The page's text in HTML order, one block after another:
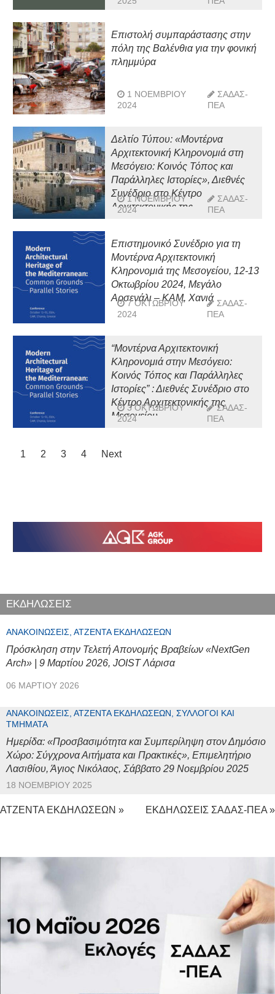
Επιστολή συμπαράστασης στην
πόλη της Βαλένθια για την φονική
πλημμύρα
1 ΝΟΕΜΒΡΊΟΥ
2024
ΣΑΔΑΣ-
ΠΕΑ
Δελτίο Τύπου: «Μοντέρνα
Αρχιτεκτονική Κληρονομιά στη
Μεσόγειο: Κοινός Τόπος και
Παράλληλες Ιστορίες», Διεθνές
Συνέδριο στο Κέντρο
Αρχιτεκτονικής της
1 ΝΟΕΜΒΡΊΟΥ
2024
ΣΑΔΑΣ-
ΠΕΑ
Επιστημονικό Συνέδριο για τη
Μοντέρνα Αρχιτεκτονική
Κληρονομιά της Μεσογείου, 12-13
Οκτωβρίου 2024, Μεγάλο
Αρσενάλι – ΚΑΜ, Χανιά
7 ΟΚΤΩΒΡΊΟΥ
2024
ΣΑΔΑΣ-
ΠΕΑ
“Μοντέρνα Αρχιτεκτονική
Κληρονομιά στην Μεσόγειο:
Κοινός Τόπος και Παράλληλες
Ιστορίες” : Διεθνές Συνέδριο στο
Κέντρο Αρχιτεκτονικής της
Μεσογείου
3 ΟΚΤΩΒΡΊΟΥ
2024
ΣΑΔΑΣ-
ΠΕΑ
1 2 3 4 Next
ΕΚΔΗΛΩΣΕΙΣ
ΑΝΑΚΟΙΝΏΣΕΙΣ, ΑΤΖΈΝΤΑ ΕΚΔΗΛΏΣΕΩΝ
Πρόσκληση στην Τελετή Απονομής Βραβείων «NextGen
Arch» | 9 Μαρτίου 2026, JOIST Λάρισα
06 ΜΑΡΤΊΟΥ 2026
ΑΝΑΚΟΙΝΏΣΕΙΣ, ΑΤΖΈΝΤΑ ΕΚΔΗΛΏΣΕΩΝ, ΣΎΛΛΟΓΟΙ ΚΑΙ
ΤΜΉΜΑΤΑ
Ημερίδα: «Προσβασιμότητα και Συμπερίληψη στον Δημόσιο
Χώρο: Σύγχρονα Αιτήματα και Πρακτικές», Επιμελητήριο
Λασιθίου, Άγιος Νικόλαος, Σάββατο 29 Νοεμβρίου 2025
18 ΝΟΕΜΒΡΊΟΥ 2025
ΑΤΖΕΝΤΑ ΕΚΔΗΛΩΣΕΩΝ » ΕΚΔΗΛΩΣΕΙΣ ΣΑΔΑΣ-ΠΕΑ »